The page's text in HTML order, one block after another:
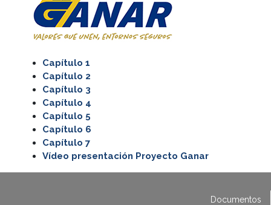
Capítulo 1
Capítulo 2
Capítulo 3
Capítulo 4
Capítulo 5
Capítulo 6
Capítulo 7
Vídeo presentación Proyecto Ganar
Documentos